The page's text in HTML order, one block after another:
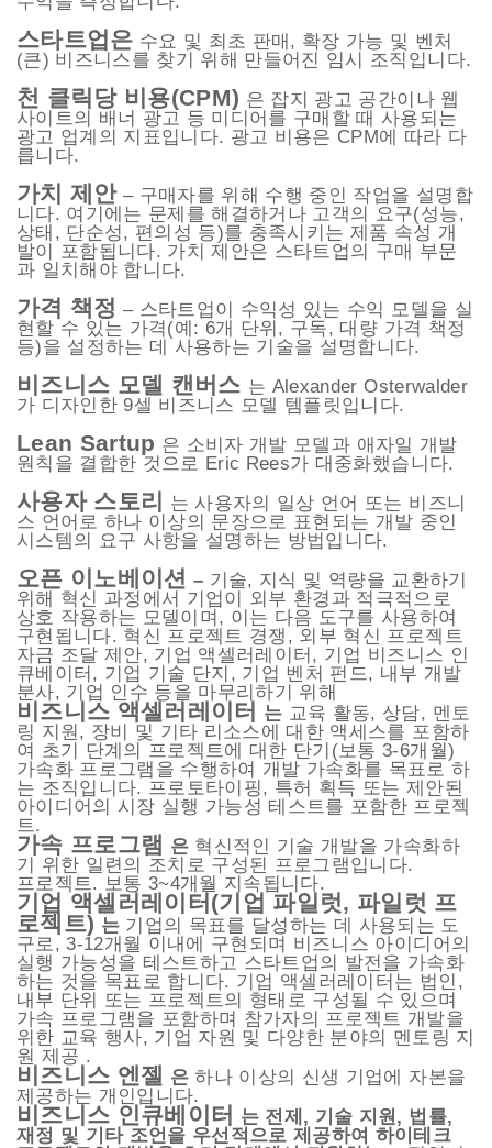
스타트업은 수요 및 최초 판매, 확장 가능 및 벤처
(큰) 비즈니스를 찾기 위해 만들어진 임시 조직입니다.
천 클릭당 비용(CPM) 은 잡지 광고 공간이나 웹
사이트의 배너 광고 등 미디어를 구매할 때 사용되는
광고 업계의 지표입니다. 광고 비용은 CPM에 따라 다
릅니다.
가치 제안– 구매자를 위해 수행 중인 작업을 설명합
니다. 여기에는 문제를 해결하거나 고객의 요구(성능,
상태, 단순성, 편의성 등)를 충족시키는 제품 속성 개
발이 포함됩니다. 가치 제안은 스타트업의 구매 부문
과 일치해야 합니다.
가격 책정 – 스타트업이 수익성 있는 수익 모델을 실
현할 수 있는 가격(예: 6개 단위, 구독, 대량 가격 책정
등)을 설정하는 데 사용하는 기술을 설명합니다.
비즈니스 모델 캔버스 는 Alexander Osterwalder
가 디자인한 9셀 비즈니스 모델 템플릿입니다.
Lean Sartup 은 소비자 개발 모델과 애자일 개발
원칙을 결합한 것으로 Eric Rees가 대중화했습니다.
사용자 스토리
는 사용자의 일상 언어 또는 비즈니
스 언어로 하나 이상의 문장으로 표현되는 개발 중인
시스템의 요구 사항을 설명하는 방법입니다.
오픈 이노베이션 – 기술, 지식 및 역량을 교환하기
위해 혁신 과정에서 기업이 외부 환경과 적극적으로
상호 작용하는 모델이며, 이는 다음 도구를 사용하여
구현됩니다. 혁신 프로젝트 경쟁, 외부 혁신 프로젝트
자금 조달 제안, 기업 액셀러레이터, 기업 비즈니스 인
큐베이터, 기업 기술 단지, 기업 벤처 펀드, 내부 개발
분사, 기업 인수 등을 마무리하기 위해
비즈니스 액셀러레이터 는 교육 활동, 상담, 멘토
링 지원, 장비 및 기타 리소스에 대한 액세스를 포함하
여 초기 단계의 프로젝트에 대한 단기(보통 3-6개월)
가속화 프로그램을 수행하여 개발 가속화를 목표로 하
는 조직입니다. 프로토타이핑, 특허 획득 또는 제안된
아이디어의 시장 실행 가능성 테스트를 포함한 프로젝
트.
가속 프로그램 은 혁신적인 기술 개발을 가속화하
기 위한 일련의 조치로 구성된 프로그램입니다.
프로젝트. 보통 3~4개월 지속됩니다.
기업 액셀러레이터(기업 파일럿, 파일럿 프
로젝트) 는 기업의 목표를 달성하는 데 사용되는 도
구로, 3-12개월 이내에 구현되며 비즈니스 아이디어의
실행 가능성을 테스트하고 스타트업의 발전을 가속화
하는 것을 목표로 합니다. 기업 액셀러레이터는 법인,
내부 단위 또는 프로젝트의 형태로 구성될 수 있으며
가속 프로그램을 포함하며 참가자의 프로젝트 개발을
위한 교육 행사, 기업 자원 및 다양한 분야의 멘토링 지
원 제공 .
비즈니스 엔젤 은 하나 이상의 신생 기업에 자본을
제공하는 개인입니다.
비즈니스 인큐베이터 는 전제, 기술 지원, 법률,
재정 및 기타 조언을 우선적으로 제공하여 하이테크